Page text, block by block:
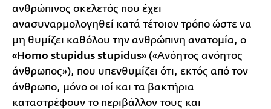
ανθρώπινος σκελετός που έχει
ανασυναρμολογηθεί κατά τέτοιον τρόπο ώστε να
μη θυμίζει καθόλου την ανθρώπινη ανατομία, ο
«Homo stupidus stupidus» («Aνόητος ανόητος
άνθρωπος»), που υπενθυμίζει ότι, εκτός από τον
άνθρωπο, μόνο οι ιοί και τα βακτήρια
καταστρέφουν το περιβάλλον τους και